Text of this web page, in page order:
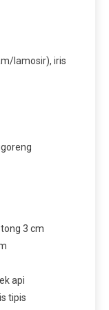
lamosir), iris
3 cm
api
tipis